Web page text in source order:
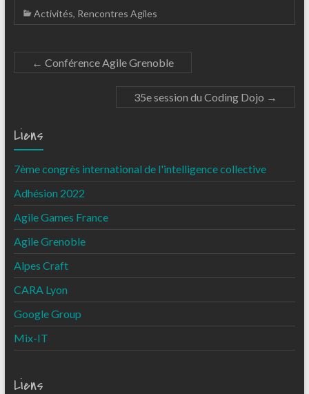
Activités, Rencontres Agiles
← Conférence Agile Grenoble
35e session du Coding Dojo →
Liens
7ème congrès international de l'intelligence collective
Adhésion 2022
Agile Games France
Agile Grenoble
Alpes Craft
CARA Lyon
Google Group
Mix-IT
Liens